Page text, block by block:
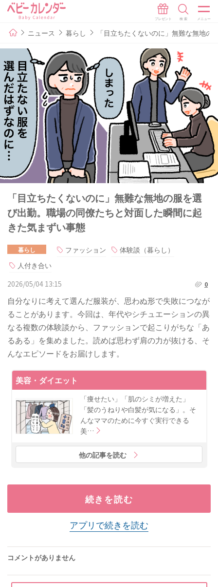
ニュース 暮らし 「目立ちたくないのに」無難な無地
「目立ちたくないのに」無難な無地の服を選
び出勤。職場の同僚たちと対面した瞬間に起
きた気まずい事態
暮らし ファッション
体験談（暮らし）
人付き合い
2026/05/04 13:15
0
自分なりに考えて選んだ服装が、思わぬ形で失敗につなが
ることがあります。今回は、年代やシチュエーションの異
なる複数の体験談から、ファッションで起こりがちな「あ
るある」を集めました。読めば思わず肩の力が抜ける、そ
んなエピソードをお届けします。
美容・ダイエット
「痩せたい」「肌のシミが増えた」
「髪のうねりや白髪が気になる」。そ
んなママのために今すぐ実行できる
美…
他の記事を読む
続きを読む
アプリで続きを読む
コメントがありません